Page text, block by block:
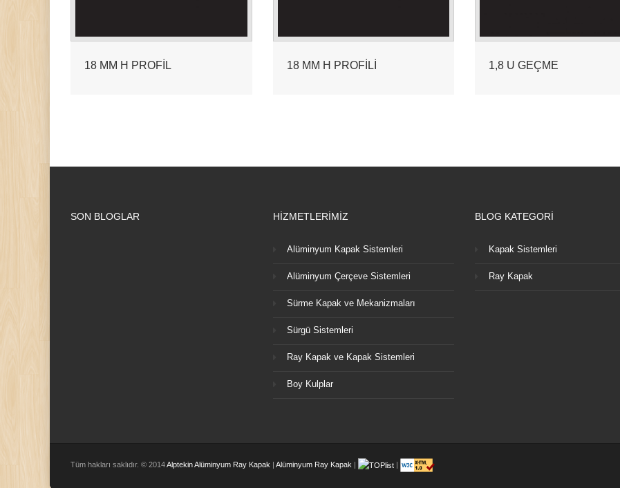
18 MM H PROFİL 18 MM H PROFİLİ 1,8 U GEÇME
SON BLOGLAR HİZMETLERİMİZ
Alüminyum Kapak Sistemleri
Alüminyum Çerçeve Sistemleri
Sürme Kapak ve Mekanizmaları
Sürgü Sistemleri
Ray Kapak ve Kapak Sistemleri
Boy Kulplar
BLOG KATEGORİ
Kapak Sistemleri
Ray Kapak
Tüm hakları saklıdır. © 2014Alptekin Alüminyum Ray Kapak | Alüminyum Ray Kapak | |